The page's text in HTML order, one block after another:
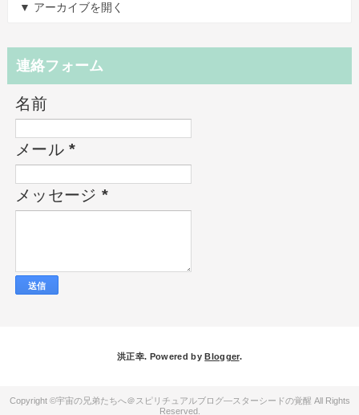
▼ アーカイブを開く
連絡フォーム
名前
メール*
メッセージ *
洪正幸. Powered by Blogger.
宇宙の兄弟たちへ＠スピリチュアルブログ―スターシードの覚醒